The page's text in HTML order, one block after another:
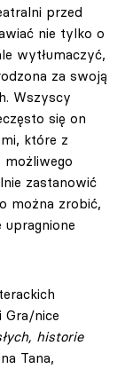
przed
nie tylko o
wytłumaczyć,
za swoją
Wszyscy
się on
które z
możliwego
zastanowić
można zrobić,
upragnione
Gra/nice
historie
Tana,